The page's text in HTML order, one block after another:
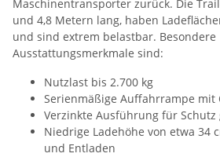
Maschinentransporter zurück. Die
und 4,8 Metern lang, haben
und sind extrem belastbar. Besondere
Ausstattungsmerkmale sind:
Nutzlast bis 2.700 kg
Serienmäßige Auffahrrampe mit
Verzinkte Ausführung für Schutz
Niedrige Ladehöhe von etwa 34
und Entladen